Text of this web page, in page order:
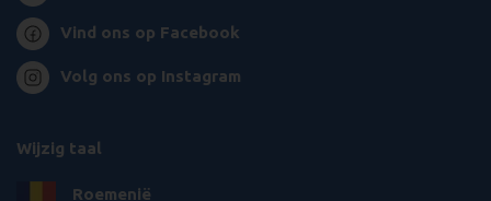
Vind ons op Facebook
Volg ons op Instagram
Wijzig taal
Roemenië